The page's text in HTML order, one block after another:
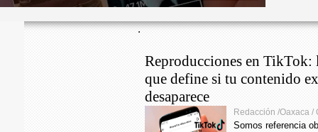
e
23:23
16:46
de 2
.
Reproducciones en TikTok:
que define si tu contenido
desaparece
Redacción /Oaxaca /
Somos referencia